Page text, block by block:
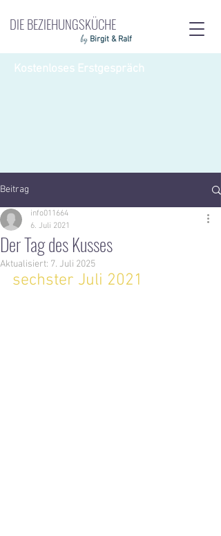
DIE BEZIEHUNGSKÜCHE
by Birgit & Ralf
Kostenloses Erstgespräch
Beitrag
Der Tag des Kusses
info011664
6. Juli 2021
Aktualisiert: 7. Juli 2025
sechster Juli 2021